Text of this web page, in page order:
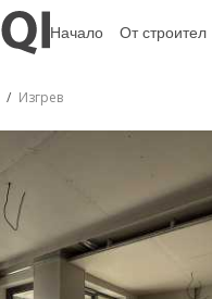
Начало От строител
Изгрев